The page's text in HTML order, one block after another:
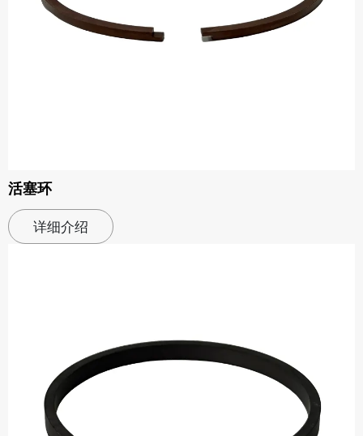
活塞环
详细介绍